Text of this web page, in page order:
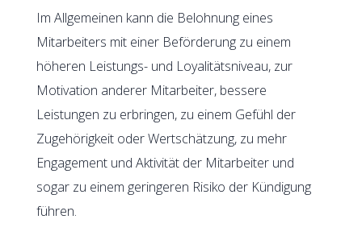
Im Allgemeinen kann die Belohnung eines
Mitarbeiters mit einer Beförderung zu einem
höheren Leistungs- und Loyalitätsniveau, zur
Motivation anderer Mitarbeiter, bessere
Leistungen zu erbringen, zu einem Gefühl der
Zugehörigkeit oder Wertschätzung, zu mehr
Engagement und Aktivität der Mitarbeiter und
sogar zu einem geringeren Risiko der Kündigung
führen.